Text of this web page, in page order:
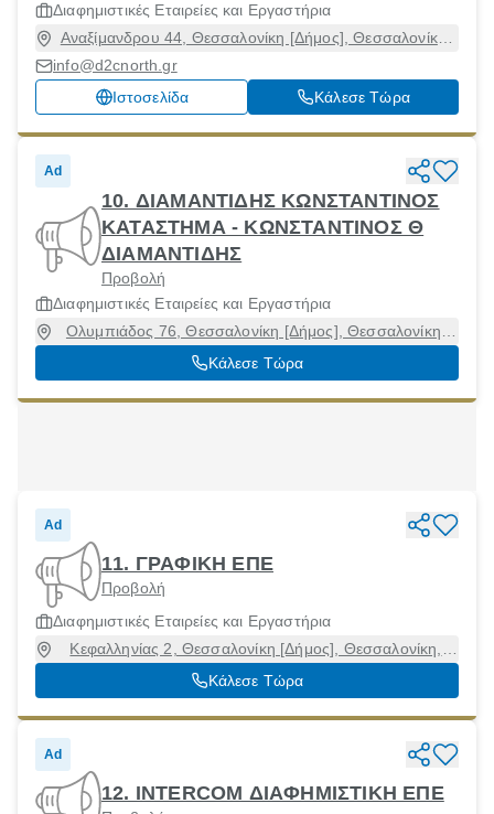
Διαφημιστικές Εταιρείες και Εργαστήρια
Αναξίμανδρου 44, Θεσσαλονίκη [Δήμος], Θεσσαλονίκη,
info@d2cnorth.gr
Ιστοσελίδα
Κάλεσε Τώρα
Ad
10. ΔΙΑΜΑΝΤΙΔΗΣ ΚΩΝΣΤΑΝΤΙΝΟΣ
ΚΑΤΑΣΤΗΜΑ - ΚΩΝΣΤΑΝΤΙΝΟΣ Θ
ΔΙΑΜΑΝΤΙΔΗΣ
Προβολή
Διαφημιστικές Εταιρείες και Εργαστήρια
Ολυμπιάδος 76, Θεσσαλονίκη [Δήμος], Θεσσαλονίκη,
54633
Κάλεσε Τώρα
Ad
11. ΓΡΑΦΙΚΗ ΕΠΕ
Προβολή
Διαφημιστικές Εταιρείες και Εργαστήρια
Κεφαλληνίας 2, Θεσσαλονίκη [Δήμος], Θεσσαλονίκη,
54627
Κάλεσε Τώρα
Ad
12. INTERCOM ΔΙΑΦΗΜΙΣΤΙΚΗ ΕΠΕ